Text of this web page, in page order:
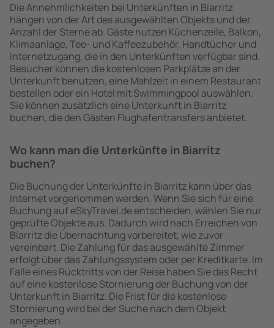
Die Annehmlichkeiten bei Unterkünften in Biarritz
hängen von der Art des ausgewählten Objekts und der
Anzahl der Sterne ab. Gäste nutzen Küchenzeile, Balkon,
Klimaanlage, Tee- und Kaffeezubehör, Handtücher und
Internetzugang, die in den Unterkünften verfügbar sind.
Besucher können die kostenlosen Parkplätze an der
Unterkunft benutzen, eine Mahlzeit in einem Restaurant
bestellen oder ein Hotel mit Swimmingpool auswählen.
Sie können zusätzlich eine Unterkunft in Biarritz
buchen, die den Gästen Flughafentransfers anbietet.
Wo kann man die Unterkünfte in Biarritz
buchen?
Die Buchung der Unterkünfte in Biarritz kann über das
Internet vorgenommen werden. Wenn Sie sich für eine
Buchung auf eSkyTravel.de entscheiden, wählen Sie nur
geprüfte Objekte aus. Dadurch wird nach Erreichen von
Biarritz die Übernachtung vorbereitet, wie zuvor
vereinbart. Die Zahlung für das ausgewählte Zimmer
erfolgt über das Zahlungssystem oder per Kreditkarte. Im
Falle eines Rücktritts von der Reise haben Sie das Recht
auf eine kostenlose Stornierung der Buchung von der
Unterkunft in Biarritz. Die Frist für die kostenlose
Stornierung wird bei der Suche nach dem Objekt
angegeben.